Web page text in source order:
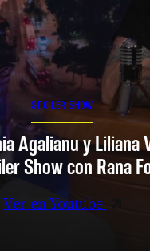
SPOILER SHOW
Agalianu y Liliana
Show con Rana
Ver en Youtube